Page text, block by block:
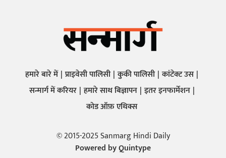
हमारे बारे में प्राइवेसी पालिसी कुकी पालिसी कांटेक्ट उस
सन्मार्ग में करियर हमारे साथ बिज्ञापन इतर इनफार्मेशन
कोड ऑफ़ एथिक्स
© 2015-2025 Sanmarg Hindi Daily
Powered byQuintype